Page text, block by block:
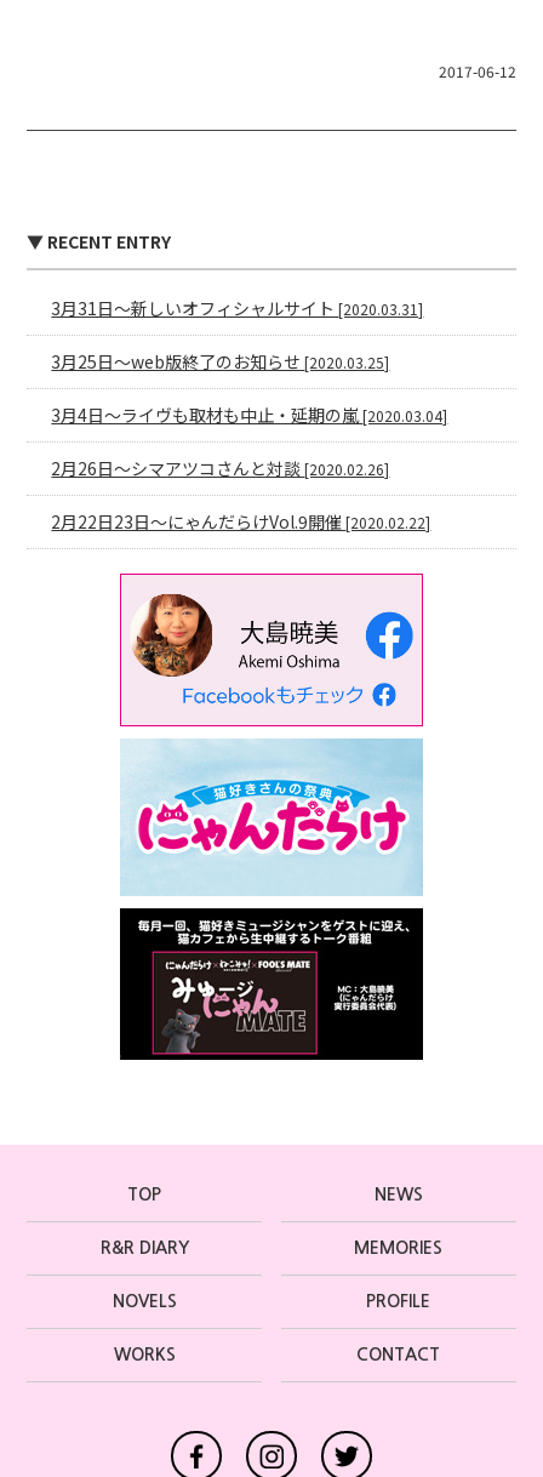
2017-06-12
▼ RECENT ENTRY
3月31日〜新しいオフィシャルサイト[2020.03.31]
3月25日〜web版終了のお知らせ[2020.03.25]
3月4日〜ライヴも取材も中止・延期の嵐[2020.03.04]
2月26日〜シマアツコさんと対談[2020.02.26]
2月22日23日〜にゃんだらけVol.9開催[2020.02.22]
TOP NEWS
R&R DIARY MEMORIES
NOVELS PROFILE
WORKS CONTACT